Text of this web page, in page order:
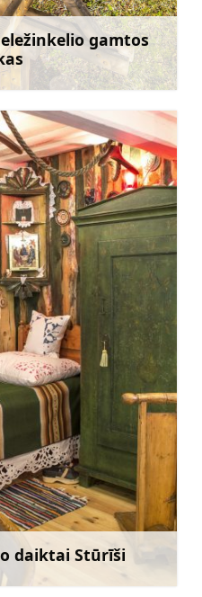
gamtos
Sužinoti daugiau
daiktai Stūrīši
Sužinoti daugiau